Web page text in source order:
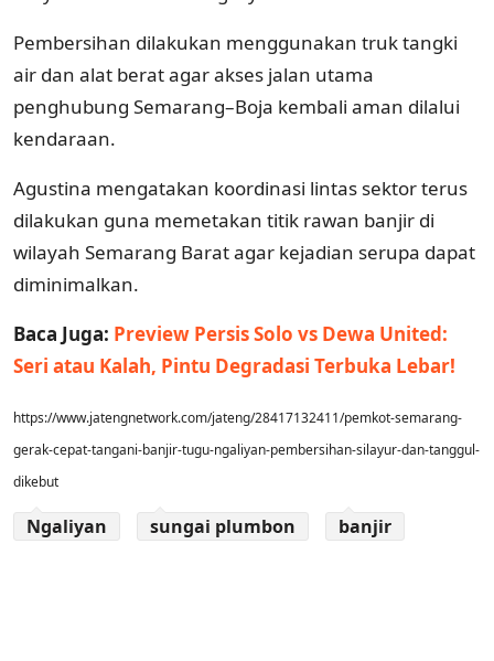
Pembersihan dilakukan menggunakan truk tangki
air dan alat berat agar akses jalan utama
penghubung Semarang–Boja kembali aman dilalui
kendaraan.
Agustina mengatakan koordinasi lintas sektor terus
dilakukan guna memetakan titik rawan banjir di
wilayah Semarang Barat agar kejadian serupa dapat
diminimalkan.
Baca Juga: Preview Persis Solo vs Dewa United:
Seri atau Kalah, Pintu Degradasi Terbuka Lebar!
https://www.jatengnetwork.com/jateng/28417132411/pemkot-semarang-
gerak-cepat-tangani-banjir-tugu-ngaliyan-pembersihan-silayur-dan-tanggul-
dikebut
Ngaliyan sungai plumbon banjir